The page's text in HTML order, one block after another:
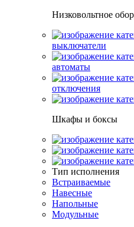
Низковольтное
выключатели
автоматы
отключения
Шкафы и боксы
Тип исполнения
Встраиваемые
Навесные
Напольные
Модульные